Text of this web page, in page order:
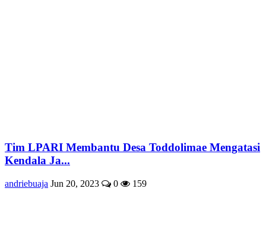
Tim LPARI Membantu Desa Toddolimae Mengatasi
Kendala Ja...
andriebuaja Jun 20, 2023 0 159